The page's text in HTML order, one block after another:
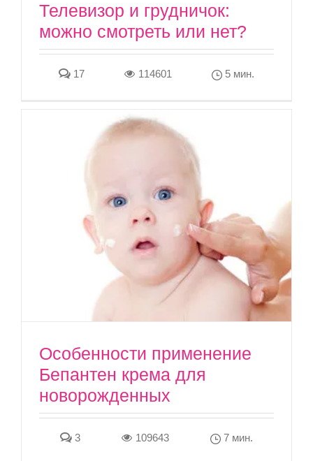
Телевизор и грудничок:
можно смотреть или нет?
17 114601 5 мин.
Особенности применение
Бепантен крема для
новорожденных
3 109643 7 мин.